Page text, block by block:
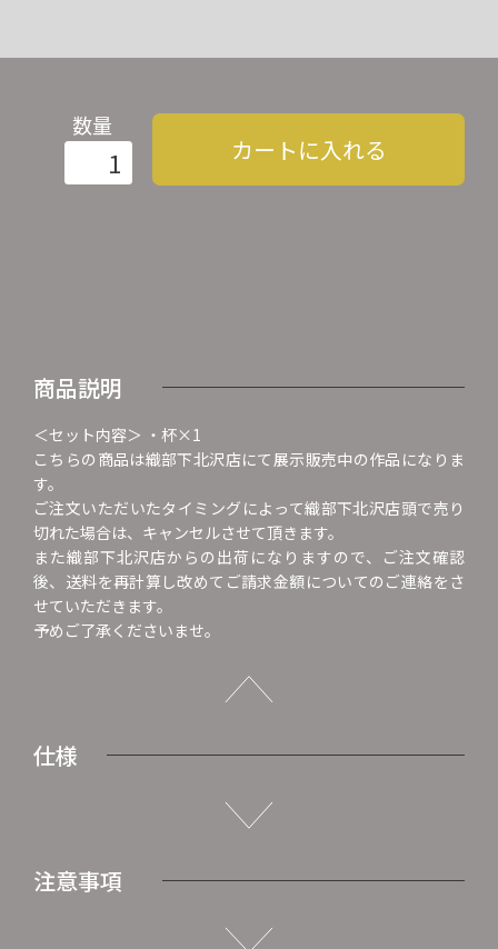
数量
カートに入れる
商品説明
＜セット内容＞ ・杯×1
こちらの商品は織部下北沢店にて展示販売中の作品になりま
す。
ご注文いただいたタイミングによって織部下北沢店頭で売り
切れた場合は、キャンセルさせて頂きます。
また織部下北沢店からの出荷になりますので、ご注文確認
後、送料を再計算し改めてご請求金額についてのご連絡をさ
せていただきます。
予めご了承くださいませ。
仕様
注意事項